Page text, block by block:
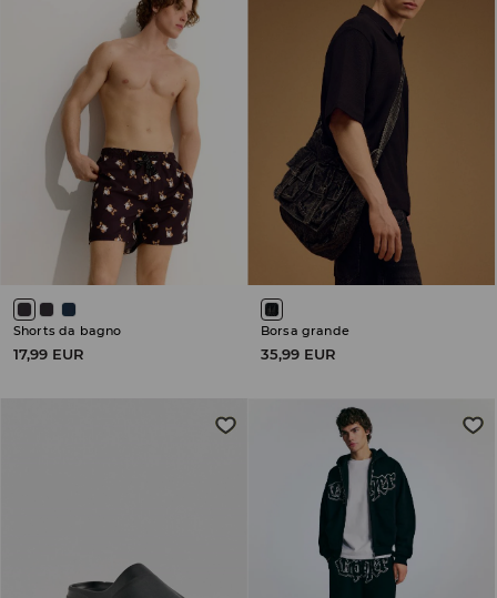
Shorts da bagno
17,99 EUR
Borsa grande
35,99 EUR